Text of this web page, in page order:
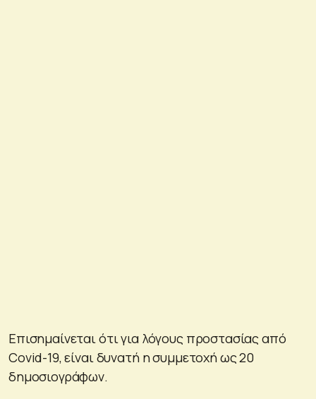
Επισημαίνεται ότι για λόγους προστασίας από
Covid-19, είναι δυνατή η συμμετοχή ως 20
δημοσιογράφων.